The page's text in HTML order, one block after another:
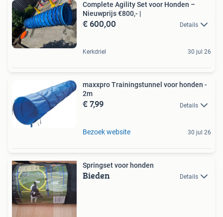
Complete Agility Set voor Honden –
Nieuwprijs €800,- |
€ 600,00 Details
Kerkdriel 30 jul 26
maxxpro Trainingstunnel voor honden -
2m
€ 7,99 Details
Bezoek website 30 jul 26
Springset voor honden
Bieden Details